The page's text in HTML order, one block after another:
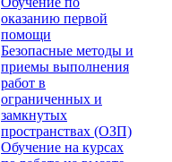
оказанию первой
помощи
Безопасные методы и
приемы выполнения
работ в
ограниченных и
замкнутых
пространствах (ОЗП)
Обучение на курсах